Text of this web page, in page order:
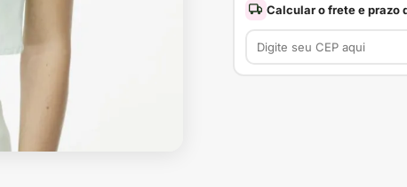
Calcular o frete e prazo